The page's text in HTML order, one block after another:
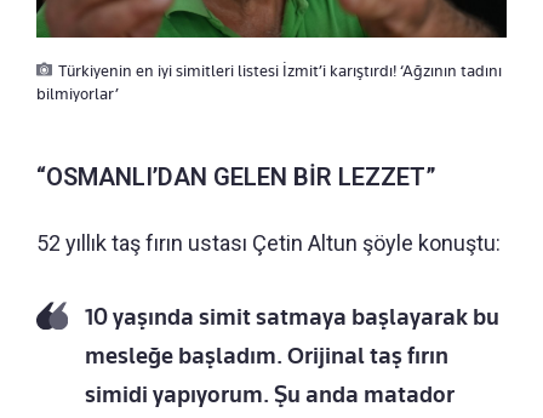
Türkiyenin en iyi simitleri listesi İzmit’i karıştırdı! ‘Ağzının tadını
bilmiyorlar’
“OSMANLI’DAN GELEN BİR LEZZET”
52 yıllık taş fırın ustası Çetin Altun şöyle konuştu:
10 yaşında simit satmaya başlayarak bu
mesleğe başladım. Orijinal taş fırın
simidi yapıyorum. Şu anda matador